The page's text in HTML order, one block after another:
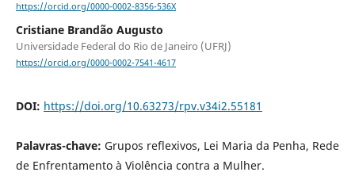
https://orcid.org/0000-0002-8356-536X
Cristiane Brandão Augusto
Universidade Federal do Rio de Janeiro (UFRJ)
https://orcid.org/0000-0002-7541-4617
DOI: https://doi.org/10.63273/rpv.v34i2.55181
Palavras-chave: Grupos reflexivos, Lei Maria da Penha, Rede
de Enfrentamento à Violência contra a Mulher.